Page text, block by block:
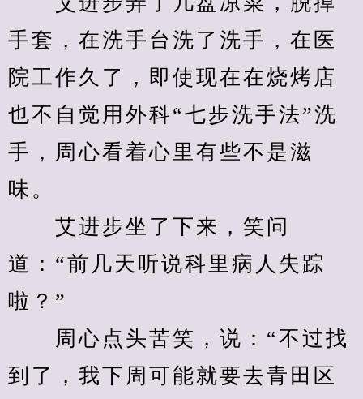
手套，在洗手台洗了洗手，在医
院工作久了，即使现在在烧烤店
也不自觉用外科“七步洗手法”洗
手，周心看着心里有些不是滋
味。
艾进步坐了下来，笑问
道：“前几天听说科里病人失踪
啦？”
周心点头苦笑，说：“不过找
到了，我下周可能就要去青田区